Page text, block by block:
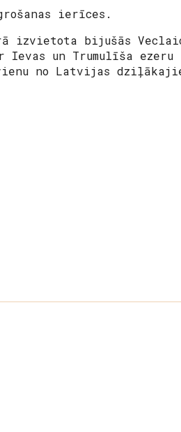
ierīces.
izvietota bijušās
Ievas un Trumulīša ezeru
no Latvijas